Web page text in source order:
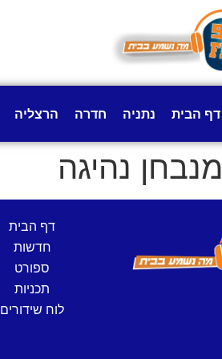
דף הבית נתניה חדרה הרצליה
מנבחן נהיגה
דף הבית
חדשות
ספורט
תכניות
לוח שידורים